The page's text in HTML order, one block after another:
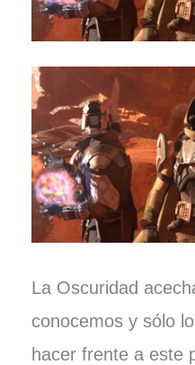
La Oscuridad
conocemos y sólo
hacer frente a este